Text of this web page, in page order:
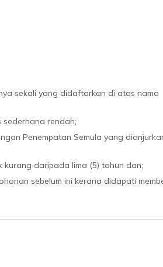
sekali yang didaftarkan di atas nama
sederhana rendah;
Penempatan Semula yang
kurang daripada lima (5) tahun dan;
sebelum ini kerana didapati